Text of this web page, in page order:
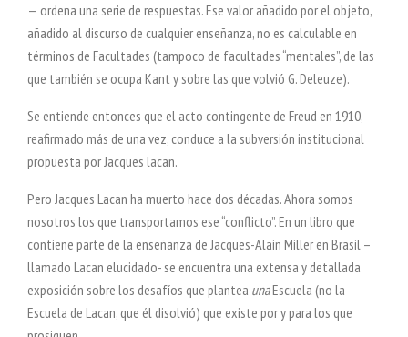
— ordena una serie de respuestas. Ese valor añadido por el objeto,
añadido al discurso de cualquier enseñanza, no es calculable en
términos de Facultades (tampoco de facultades “mentales”, de las
que también se ocupa Kant y sobre las que volvió G. Deleuze).
Se entiende entonces que el acto contingente de Freud en 1910,
reafirmado más de una vez, conduce a la subversión institucional
propuesta por Jacques lacan.
Pero Jacques Lacan ha muerto hace dos décadas. Ahora somos
nosotros los que transportamos ese “conflicto”. En un libro que
contiene parte de la enseñanza de Jacques-Alain Miller en Brasil –
llamado Lacan elucidado- se encuentra una extensa y detallada
exposición sobre los desafíos que plantea unaEscuela (no la
Escuela de Lacan, que él disolvió) que existe por y para los que